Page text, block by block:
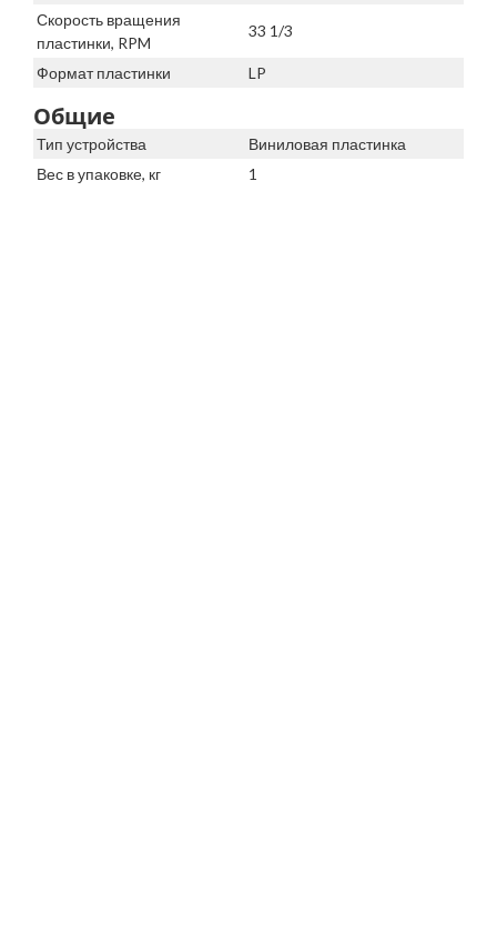
Скорость вращения
пластинки, RPM
33 1/3
Формат пластинки LP
Общие
Тип устройства
Виниловая пластинка
Вес в упаковке, кг
1